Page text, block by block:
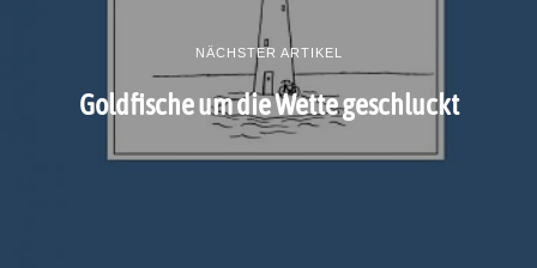
NÄCHSTER ARTIKEL
Goldfische um die Wette geschluckt